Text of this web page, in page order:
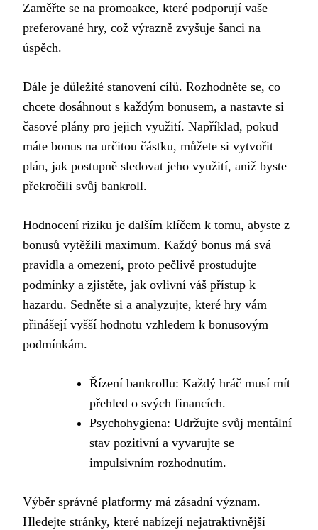
Zaměřte se na promoakce, které podporují vaše
preferované hry, což výrazně zvyšuje šanci na
úspěch.
Dále je důležité stanovení cílů. Rozhodněte se, co
chcete dosáhnout s každým bonusem, a nastavte si
časové plány pro jejich využití. Například, pokud
máte bonus na určitou částku, můžete si vytvořit
plán, jak postupně sledovat jeho využití, aniž byste
překročili svůj bankroll.
Hodnocení riziku je dalším klíčem k tomu, abyste z
bonusů vytěžili maximum. Každý bonus má svá
pravidla a omezení, proto pečlivě prostudujte
podmínky a zjistěte, jak ovlivní váš přístup k
hazardu. Sedněte si a analyzujte, které hry vám
přinášejí vyšší hodnotu vzhledem k bonusovým
podmínkám.
Řízení bankrollu: Každý hráč musí mít
přehled o svých financích.
Psychohygiena: Udržujte svůj mentální
stav pozitivní a vyvarujte se
impulsivním rozhodnutím.
Výběr správné platformy má zásadní význam.
Hledejte stránky, které nabízejí nejatraktivnější